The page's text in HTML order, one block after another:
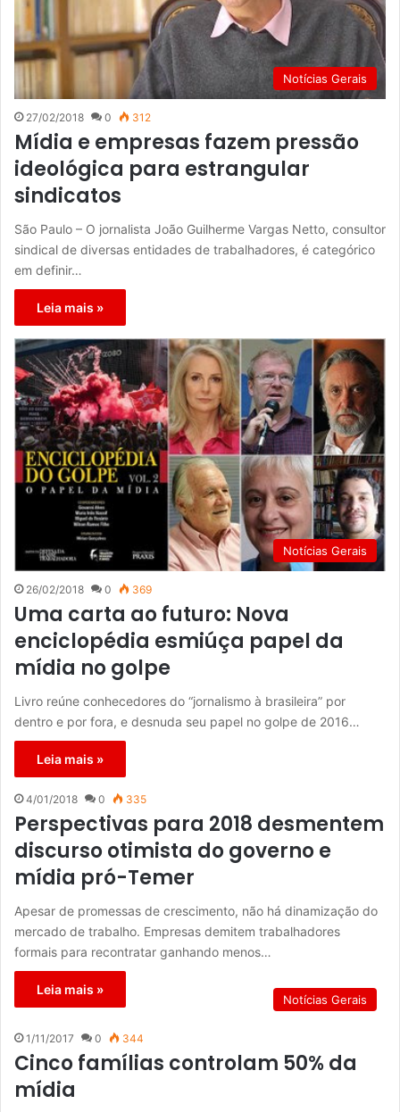
Notícias Gerais
27/02/2018 0 312
Mídia e empresas fazem pressão
ideológica para estrangular
sindicatos
São Paulo – O jornalista João Guilherme Vargas Netto, consultor
sindical de diversas entidades de trabalhadores, é categórico
em definir…
Leia mais »
Notícias Gerais
26/02/2018 0 369
Uma carta ao futuro: Nova
enciclopédia esmiúça papel da
mídia no golpe
Livro reúne conhecedores do “jornalismo à brasileira” por
dentro e por fora, e desnuda seu papel no golpe de 2016…
Leia mais »
4/01/2018 0 335
Perspectivas para 2018 desmentem
discurso otimista do governo e
mídia pró-Temer
Apesar de promessas de crescimento, não há dinamização do
mercado de trabalho. Empresas demitem trabalhadores
formais para recontratar ganhando menos…
Leia mais »
Notícias Gerais
1/11/2017 0 344
Cinco famílias controlam 50% da
mídia